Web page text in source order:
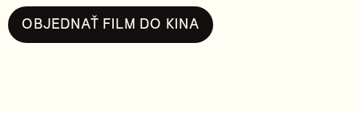
OBJEDNAŤ FILM DO KINA